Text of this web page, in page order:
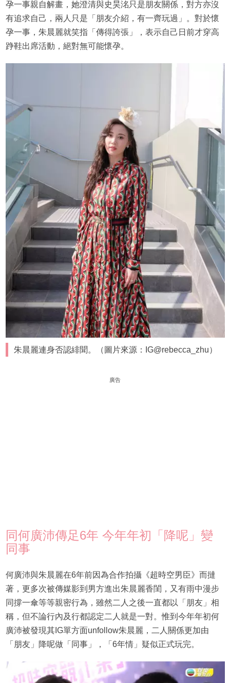
孕一事親自解畫，她澄清與史昊洺只是朋友關係，對方亦沒
有追求自己，兩人只是「朋友介紹，有一齊玩過」。對於懷
孕一事，朱晨麗就笑指「傳得誇張」，表示自己日前才穿高
踭鞋出席活動，絕對無可能懷孕。
朱晨麗連身否認緋聞。（圖片來源：IG@rebecca_zhu）
廣告
同何廣沛傳足6年 今年年初「降呢」變
同事
何廣沛與朱晨麗在6年前因為合作拍攝《超時空男臣》而撻
著，更多次被傳媒影到男方進出朱晨麗香閨，又有雨中漫步
同撐一傘等等親密行為，雖然二人之後一直都以「朋友」相
稱，但不論行內及行都認定二人就是一對。惟到今年年初何
廣沛被發現其IG單方面unfollow朱晨麗，二人關係更加由
「朋友」降呢做「同事」，「6年情」疑似正式玩完。